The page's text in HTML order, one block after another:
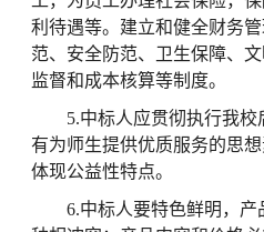
利待遇等。建立和健全财务
范、安全防范、卫生保障、
监督和成本核算等制度。
5.中标人应贯彻执行我
有为师生提供优质服务的思
体现公益性特点。
6.中标人要特色鲜明，